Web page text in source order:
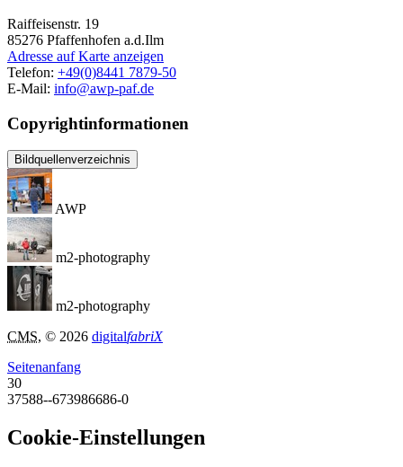
Raiffeisenstr. 19
85276 Pfaffenhofen a.d.Ilm
Adresse auf Karte anzeigen
Telefon: +49(0)8441 7879-50
E-Mail: info@awp-paf.de
Copyrightinformationen
Bildquellenverzeichnis
AWP
m2-photography
m2-photography
CMS, © 2026 digitalfabriX
Seitenanfang
30
37588--673986686-0
Cookie-Einstellungen